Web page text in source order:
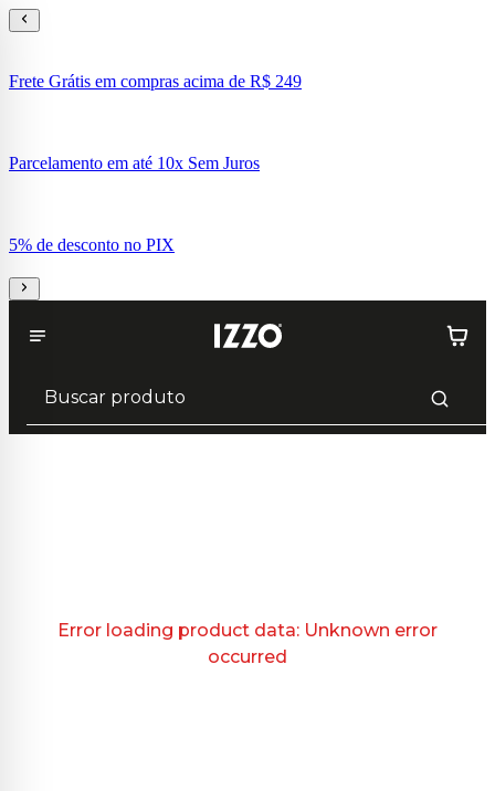
Frete Grátis em compras acima de R$ 249
Parcelamento em até 10x Sem Juros
5% de desconto no PIX
Error loading product data: Unknown error
occurred